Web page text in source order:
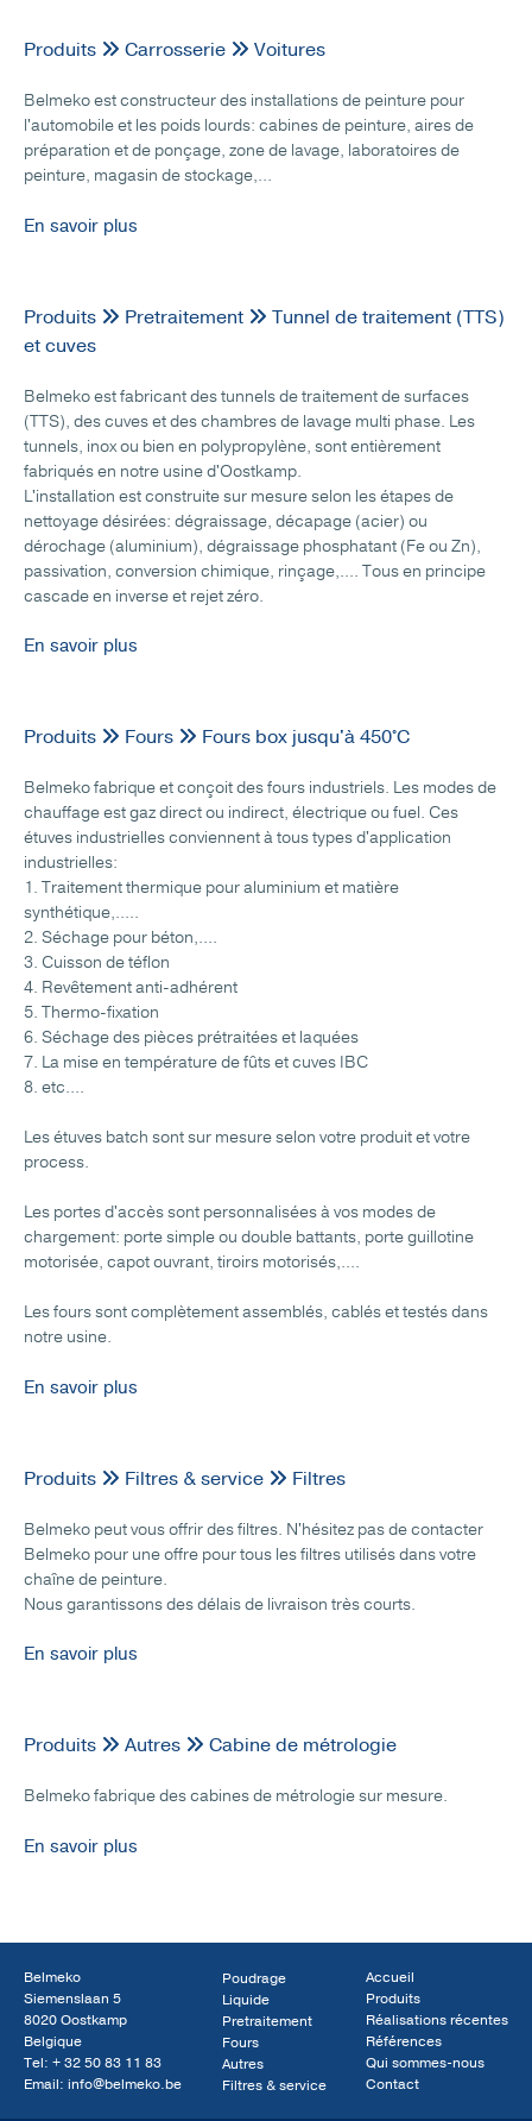
Produits Carrosserie Voitures
Belmeko est constructeur des installations de peinture pour
l'automobile et les poids lourds: cabines de peinture, aires de
préparation et de ponçage, zone de lavage, laboratoires de
peinture, magasin de stockage,...
En savoir plus
Produits Pretraitement
Tunnel de traitement (TTS)
et cuves
Belmeko est fabricant des tunnels de traitement de surfaces
(TTS), des cuves et des chambres de lavage multi phase. Les
tunnels, inox ou bien en polypropylène, sont entièrement
fabriqués en notre usine d'Oostkamp.
L'installation est construite sur mesure selon les étapes de
nettoyage désirées: dégraissage, décapage (acier) ou
dérochage (aluminium), dégraissage phosphatant (Fe ou Zn),
passivation, conversion chimique, rinçage,.... Tous en principe
cascade en inverse et rejet zéro.
En savoir plus
Produits Fours Fours box jusqu'à 450°C
Belmeko fabrique et conçoit des fours industriels. Les modes de
chauffage est gaz direct ou indirect, électrique ou fuel. Ces
étuves industrielles conviennent à tous types d'application
industrielles:
1. Traitement thermique pour aluminium et matière
synthétique,.....
2. Séchage pour béton,....
3. Cuisson de téflon
4. Revêtement anti-adhérent
5. Thermo-fixation
6. Séchage des pièces prétraitées et laquées
7. La mise en température de fûts et cuves IBC
8. etc....
Les étuves batch sont sur mesure selon votre produit et votre
process.
Les portes d'accès sont personnalisées à vos modes de
chargement: porte simple ou double battants, porte guillotine
motorisée, capot ouvrant, tiroirs motorisés,....
Les fours sont complètement assemblés, cablés et testés dans
notre usine.
En savoir plus
Produits Filtres & service Filtres
Belmeko peut vous offrir des filtres. N'hésitez pas de contacter
Belmeko pour une offre pour tous les filtres utilisés dans votre
chaîne de peinture.
Nous garantissons des délais de livraison très courts.
En savoir plus
Produits Autres Cabine de métrologie
Belmeko fabrique des cabines de métrologie sur mesure.
En savoir plus
Belmeko
Siemenslaan 5
8020 Oostkamp
Belgique
Tel: + 32 50 83 11 83
Email: info@belmeko.be
Poudrage
Liquide
Pretraitement
Fours
Autres
Filtres & service
Accueil
Produits
Réalisations récentes
Références
Qui sommes-nous
Contact